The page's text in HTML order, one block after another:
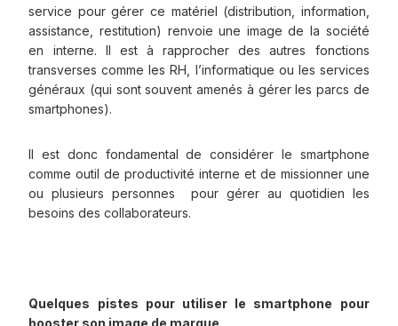
service pour gérer ce matériel (distribution, information,
assistance, restitution) renvoie une image de la société
en interne. Il est à rapprocher des autres fonctions
transverses comme les RH, l’informatique ou les services
généraux (qui sont souvent amenés à gérer les parcs de
smartphones).
Il est donc fondamental de considérer le smartphone
comme outil de productivité interne et de missionner une
ou plusieurs personnes pour gérer au quotidien les
besoins des collaborateurs.
Quelques pistes pour utiliser le smartphone pour
booster son image de marque